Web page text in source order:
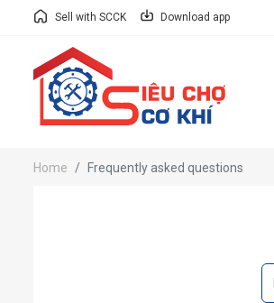
Sell with SCCK Download app
Home Frequently asked questions